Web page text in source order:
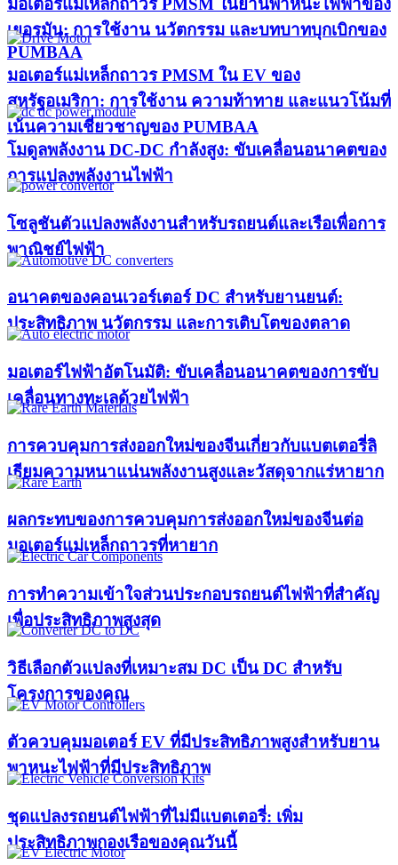
มอเตอร์แม่เหล็กถาวร PMSM ในยานพาหนะไฟฟ้าของ
เยอรมัน: การใช้งาน นวัตกรรม และบทบาทบุกเบิกของ
PUMBAA​
มอเตอร์แม่เหล็กถาวร PMSM ใน EV ของ
สหรัฐอเมริกา: การใช้งาน ความท้าทาย และแนวโน้มที่
เน้นความเชี่ยวชาญของ PUMBAA​
โมดูลพลังงาน DC-DC กำลังสูง: ขับเคลื่อนอนาคตของ
การแปลงพลังงานไฟฟ้า
โซลูชันตัวแปลงพลังงานสำหรับรถยนต์และเรือเพื่อการ
พาณิชย์ไฟฟ้า
อนาคตของคอนเวอร์เตอร์ DC สำหรับยานยนต์:
ประสิทธิภาพ นวัตกรรม และการเติบโตของตลาด
มอเตอร์ไฟฟ้าอัตโนมัติ: ขับเคลื่อนอนาคตของการขับ
เคลื่อนทางทะเลด้วยไฟฟ้า
การควบคุมการส่งออกใหม่ของจีนเกี่ยวกับแบตเตอรี่ลิ
เธียมความหนาแน่นพลังงานสูงและวัสดุจากแร่หายาก
ผลกระทบของการควบคุมการส่งออกใหม่ของจีนต่อ
มอเตอร์แม่เหล็กถาวรที่หายาก
การทำความเข้าใจส่วนประกอบรถยนต์ไฟฟ้าที่สำคัญ
เพื่อประสิทธิภาพสูงสุด
วิธีเลือกตัวแปลงที่เหมาะสม DC เป็น DC สำหรับ
โครงการของคุณ
ตัวควบคุมมอเตอร์ EV ที่มีประสิทธิภาพสูงสำหรับยาน
พาหนะไฟฟ้าที่มีประสิทธิภาพ
ชุดแปลงรถยนต์ไฟฟ้าที่ไม่มีแบตเตอรี่: เพิ่ม
ประสิทธิภาพกองเรือของคุณวันนี้